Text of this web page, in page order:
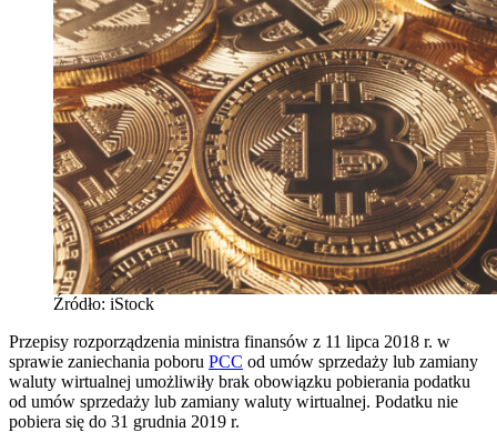
Źródło: iStock
Przepisy rozporządzenia ministra finansów z 11 lipca 2018 r. w
sprawie zaniechania poboru PCC od umów sprzedaży lub zamiany
waluty wirtualnej umożliwiły brak obowiązku pobierania podatku
od umów sprzedaży lub zamiany waluty wirtualnej. Podatku nie
pobiera się do 31 grudnia 2019 r.